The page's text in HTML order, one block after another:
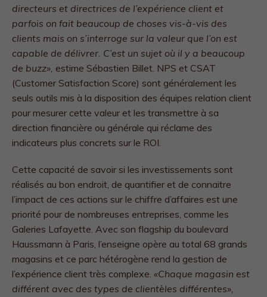
directeurs et directrices de l’expérience client et
parfois on fait beaucoup de choses vis-à-vis des
clients mais on s’interroge sur la valeur que l’on est
capable de délivrer. C’est un sujet où il y a beaucoup
de buzz», estime Sébastien Billet. NPS et CSAT
(Customer Satisfaction Score) sont généralement les
seuls outils mis à la disposition des équipes relation client
pour mesurer cette valeur et les transmettre à sa
direction financière ou générale qui réclame des
indicateurs plus concrets sur le ROI.
Cette capacité de savoir si les investissements sont
réalisés au bon endroit, de quantifier et de connaitre
l’impact de ces actions sur le chiffre d’affaires est une
priorité pour de nombreuses entreprises, comme les
Galeries Lafayette. Avec son flagship du boulevard
Haussmann à Paris, l’enseigne opère au total 68 grands
magasins et ce parc hétérogène rend la gestion de
l’expérience client très complexe. «Chaque magasin est
différent avec des types de clientèles différentes»,